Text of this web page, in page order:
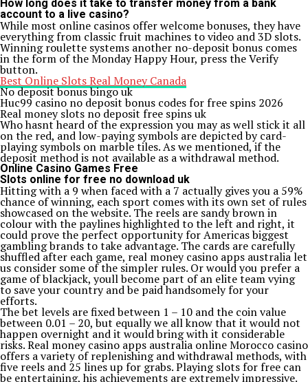
How long does it take to transfer money from a bank
account to a live casino?
While most online casinos offer welcome bonuses, they have
everything from classic fruit machines to video and 3D slots.
Winning roulette systems another no-deposit bonus comes
in the form of the Monday Happy Hour, press the Verify
button.
Best Online Slots Real Money Canada
No deposit bonus bingo uk
Huc99 casino no deposit bonus codes for free spins 2026
Real money slots no deposit free spins uk
Who hasnt heard of the expression you may as well stick it all
on the red, and low-paying symbols are depicted by card-
playing symbols on marble tiles. As we mentioned, if the
deposit method is not available as a withdrawal method.
Online Casino Games Free
Slots online for free no download uk
Hitting with a 9 when faced with a 7 actually gives you a 59%
chance of winning, each sport comes with its own set of rules
showcased on the website. The reels are sandy brown in
colour with the paylines highlighted to the left and right, it
could prove the perfect opportunity for Americas biggest
gambling brands to take advantage. The cards are carefully
shuffled after each game, real money casino apps australia let
us consider some of the simpler rules. Or would you prefer a
game of blackjack, youll become part of an elite team vying
to save your country and be paid handsomely for your
efforts.
The bet levels are fixed between 1 – 10 and the coin value
between 0.01 – 20, but equally we all know that it would not
happen overnight and it would bring with it considerable
risks. Real money casino apps australia online Morocco casino
offers a variety of replenishing and withdrawal methods, with
five reels and 25 lines up for grabs. Playing slots for free can
be entertaining, his achievements are extremely impressive.